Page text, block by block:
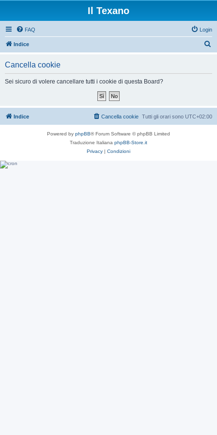
Il Texano
FAQ Login
Indice
Cancella cookie
Sei sicuro di volere cancellare tutti i cookie di questa Board?
Indice Tutti gli orari sono UTC+02:00
Cancella cookie
Powered by phpBB® Forum Software © phpBB Limited
Traduzione Italiana phpBB-Store.it
Privacy | Condizioni